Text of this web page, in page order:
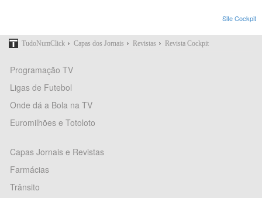
Site Cockpit
TudoNumClick › Capas dos Jornais › Revistas › Revista Cockpit
Programação TV
Ligas de Futebol
Onde dá a Bola na TV
Euromilhões e Totoloto
Capas Jornais e Revistas
Farmácias
Trânsito